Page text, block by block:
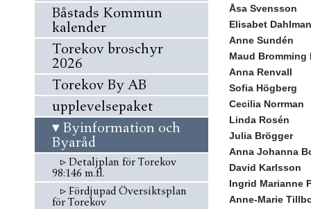
Båstads Kommun
kalender
Torekov broschyr
2026
Torekov By AB
upplevelsepaket
▾ Byinformation och
Byaråd
▹ Detaljplan för Torekov
98:146 m.fl.
▹ Fördjupad Översiktsplan
för Torekov
Åsa Svensson
Elisabet
Anne Sundén
Maud
Anna Renvall
Sofia Högberg
Cecilia Norrman
Linda Rosén
Julia Brögger
Anna Johanna
David Karlsson
Ingrid Marianne
Anne-Marie